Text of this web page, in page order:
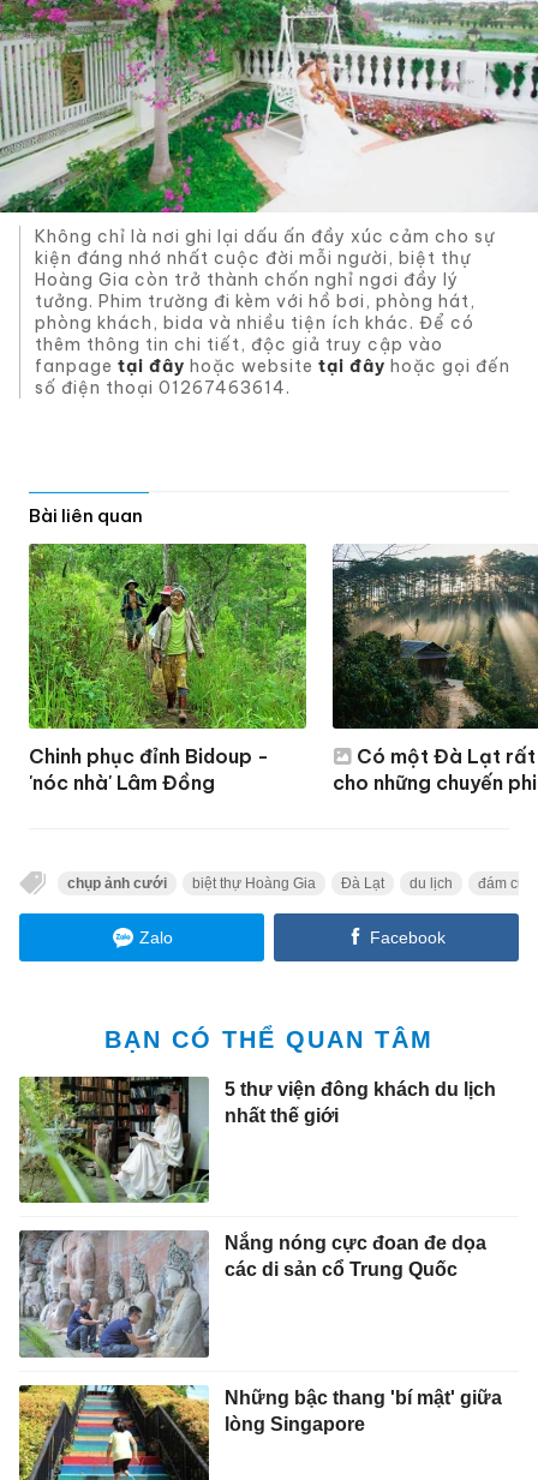
Không chỉ là nơi ghi lại dấu ấn đầy xúc cảm cho sự
kiện đáng nhớ nhất cuộc đời mỗi người, biệt thự
Hoàng Gia còn trở thành chốn nghỉ ngơi đầy lý
tưởng. Phim trường đi kèm với hồ bơi, phòng hát,
phòng khách, bida và nhiều tiện ích khác. Để có
thêm thông tin chi tiết, độc giả truy cập vào
fanpage tại đây hoặc websitetại đây hoặc gọi đến
số điện thoại 01267463614.
Bài liên quan
Chinh phục đỉnh Bidoup -
'nóc nhà' Lâm Đồng
Có một Đà Lạt rất
cho những chuyến
chụp ảnh cưới biệt thự Hoàng Gia Đà Lạt du lịch đám
Zalo Facebook
BẠN CÓ THỂ QUAN TÂM
5 thư viện đông khách du lịch
nhất thế giới
Nắng nóng cực đoan đe dọa
các di sản cổ Trung Quốc
Những bậc thang 'bí mật' giữa
lòng Singapore